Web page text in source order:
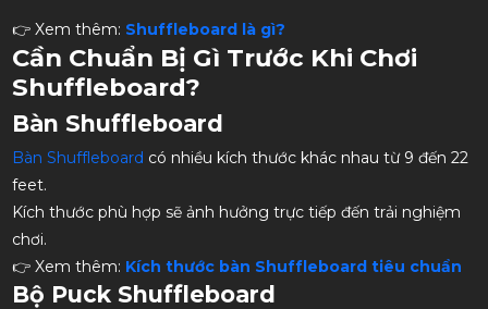
👉 Xem thêm: Shuffleboard là gì?
Cần Chuẩn Bị Gì Trước Khi Chơi
Shuffleboard?
Bàn Shuffleboard
Bàn Shuffleboard có nhiều kích thước khác nhau từ 9 đến 22
feet.
Kích thước phù hợp sẽ ảnh hưởng trực tiếp đến trải nghiệm
chơi.
👉 Xem thêm: Kích thước bàn Shuffleboard tiêu chuẩn
Bộ Puck Shuffleboard